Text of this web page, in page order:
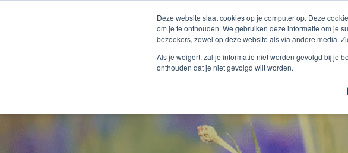
Deze website slaat cookies op je computer op. Deze
om je te onthouden. We gebruiken deze informatie om je
bezoekers, zowel op deze website als via andere media.
Als je weigert, zal je informatie niet worden gevolgd bij je
onthouden dat je niet gevolgd wilt worden.
Producten